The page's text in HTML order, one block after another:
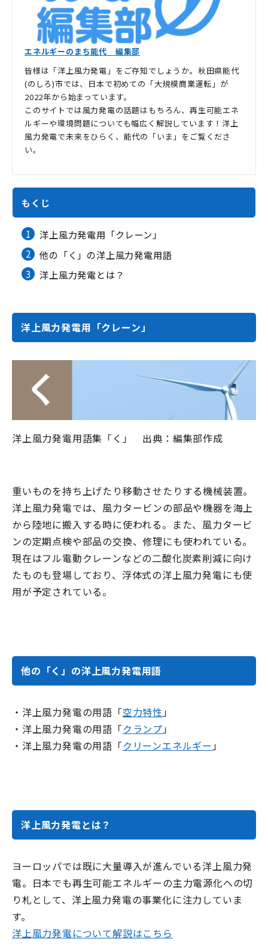
エネルギーのまち能代 編集部
皆様は「洋上風力発電」をご存知でしょうか。秋田県能代
(のしろ)市では、日本で初めての「大規模商業運転」が
2022年から始まっています。
このサイトでは風力発電の話題はもちろん、再生可能エネ
ルギーや環境問題についても幅広く解説しています！洋上
風力発電で未来をひらく、能代の「いま」をご覧くださ
い。
もくじ
1
洋上風力発電用「クレーン」
2
他の「く」の洋上風力発電用語
3
洋上風力発電とは？
洋上風力発電用「クレーン」
洋上風力発電用語集「く」 出典：編集部作成
重いものを持ち上げたり移動させたりする機械装置。
洋上風力発電では、風力タービンの部品や機器を海上
から陸地に搬入する時に使われる。また、風力タービ
ンの定期点検や部品の交換、修理にも使われている。
現在はフル電動クレーンなどの二酸化炭素削減に向け
たものも登場しており、浮体式の洋上風力発電にも使
用が予定されている。
他の「く」の洋上風力発電用語
・洋上風力発電の用語「空力特性」
・洋上風力発電の用語「クランプ」
・洋上風力発電の用語「クリーンエネルギー」
洋上風力発電とは？
ヨーロッパでは既に大量導入が進んでいる洋上風力発
電。日本でも再生可能エネルギーの主力電源化への切
り札として、洋上風力発電の事業化に注力していま
す。
洋上風力発電について解説はこちら